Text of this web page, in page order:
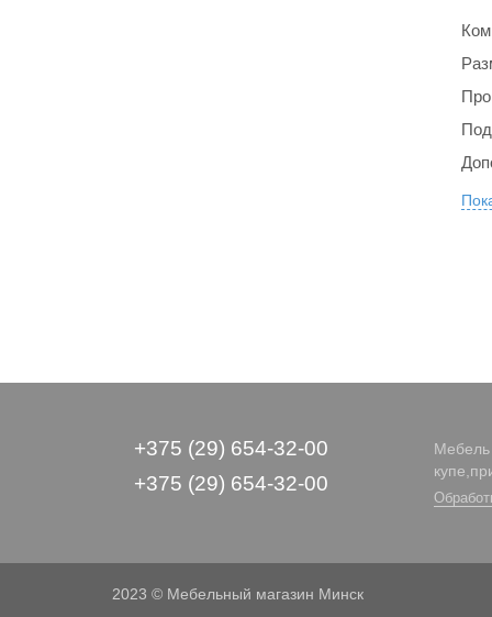
+375 (29) 654-32-00
+375 (29) 654-32-00
Мебель
2023 © Мебельный магазин Минск